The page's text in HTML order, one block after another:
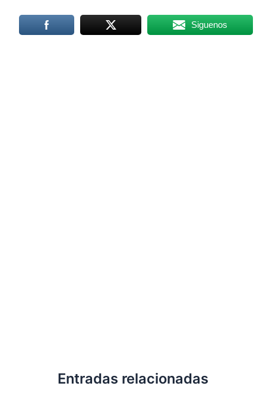
Siguenos
Entradas relacionadas